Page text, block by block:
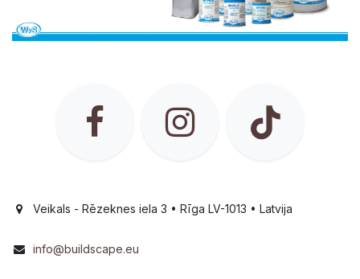
Veikals - Rēzeknes iela 3 • Rīga LV-1013 • Latvija
info@buildscape.eu